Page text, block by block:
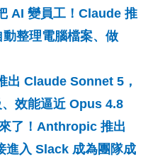
AI 變員工！Claude 推
整理電腦檔案、做
Claude Sonnet 5，
效能逼近 Opus 4.8
了！Anthropic 推出
進入 Slack 成為團隊成